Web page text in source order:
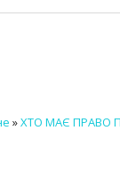
»ХТО МАЄ ПРАВО